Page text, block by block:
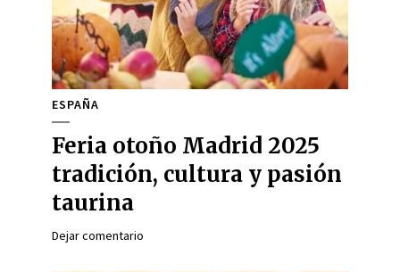
ESPAÑA
Feria otoño Madrid 2025
tradición, cultura y pasión
taurina
Dejar comentario